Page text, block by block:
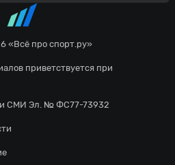
навешивает с
но неудачно - мяч
в сторону штрафной.
«Всё про спорт.ру»
приветствуется при
СМИ Эл. № ФС77-73932